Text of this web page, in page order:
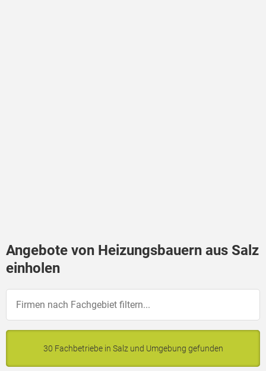
Angebote von Heizungsbauern aus Salz
einholen
30 Fachbetriebe in Salz und Umgebung gefunden